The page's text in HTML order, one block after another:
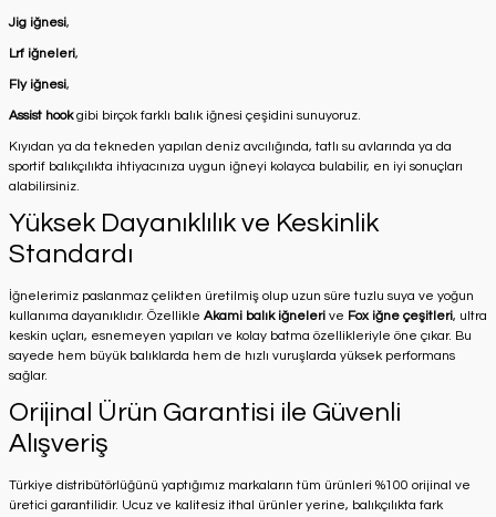
Jig iğnesi,
Lrf iğneleri,
Fly iğnesi,
Assist hookgibi birçok farklı balık iğnesi çeşidini sunuyoruz.
Kıyıdan ya da tekneden yapılan deniz avcılığında, tatlı su avlarında ya da
sportif balıkçılıkta ihtiyacınıza uygun iğneyi kolayca bulabilir, en iyi sonuçları
alabilirsiniz.
Yüksek Dayanıklılık ve Keskinlik
Standardı
İğnelerimiz paslanmaz çelikten üretilmiş olup uzun süre tuzlu suya ve yoğun
kullanıma dayanıklıdır. Özellikle Akami balık iğneleri ve Fox iğne çeşitleri, ultra
keskin uçları, esnemeyen yapıları ve kolay batma özellikleriyle öne çıkar. Bu
sayede hem büyük balıklarda hem de hızlı vuruşlarda yüksek performans
sağlar.
Orijinal Ürün Garantisi ile Güvenli
Alışveriş
Türkiye distribütörlüğünü yaptığımız markaların tüm ürünleri %100 orijinal ve
üretici garantilidir. Ucuz ve kalitesiz ithal ürünler yerine, balıkçılıkta fark